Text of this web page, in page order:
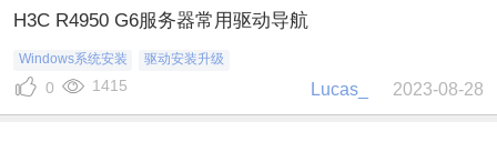
H3C R4950 G6服务器常用驱动导航
Windows系统安装 驱动安装升级
Lucas_ 2023-08-28
0 1415